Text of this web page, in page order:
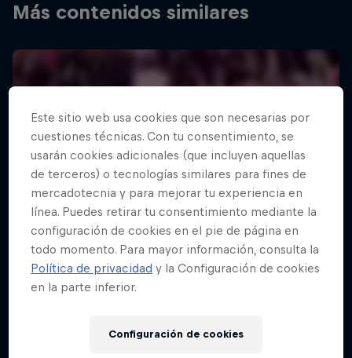
Más contenidos similares
Este sitio web usa cookies que son necesarias por
cuestiones técnicas. Con tu consentimiento, se
usarán cookies adicionales (que incluyen aquellas
de terceros) o tecnologías similares para fines de
mercadotecnia y para mejorar tu experiencia en
línea. Puedes retirar tu consentimiento mediante la
configuración de cookies en el pie de página en
todo momento. Para mayor información, consulta la
Política de privacidad y la Configuración de cookies
en la parte inferior.
Configuración de cookies